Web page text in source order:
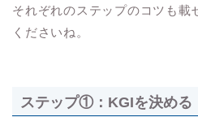
それぞれのステップのコツも載
くださいね。
ステップ①：KGIを決める